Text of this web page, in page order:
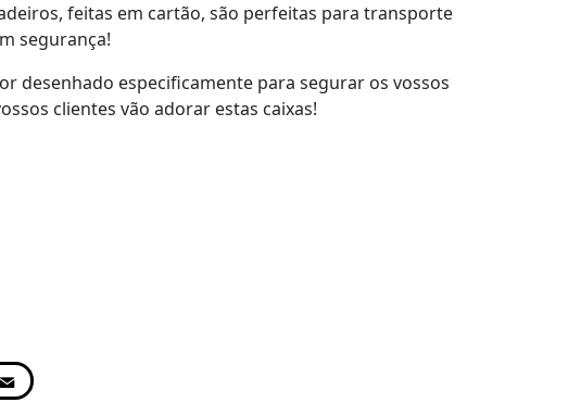
feitas em cartão, são perfeitas para transporte
segurança!
desenhado especificamente para segurar os vossos
clientes vão adorar estas caixas!